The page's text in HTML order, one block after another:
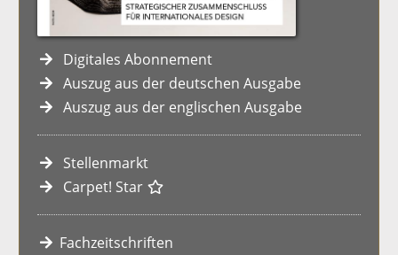
Digitales Abonnement
Auszug aus der deutschen Ausgabe
Auszug aus der englischen Ausgabe
Stellenmarkt
Carpet! Star
Fachzeitschriften